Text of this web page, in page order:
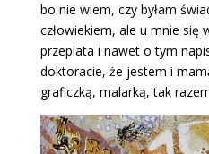
bo nie wiem, czy byłam
człowiekiem, ale u mnie się
przeplata i nawet o tym
doktoracie, że jestem i
graficzką, malarką, tak